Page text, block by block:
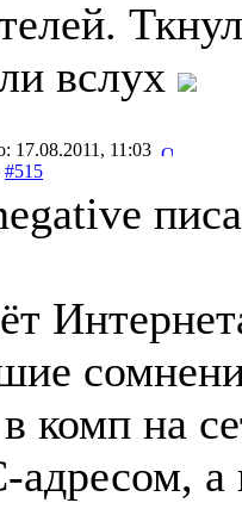
вслух
17.08.2011, 11:03
#515
комп на
адресом, а